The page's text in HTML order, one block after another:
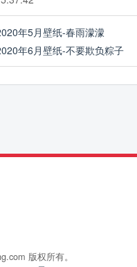
年5月壁纸-春雨濛濛
年6月壁纸-不要欺负粽子
版权所有。